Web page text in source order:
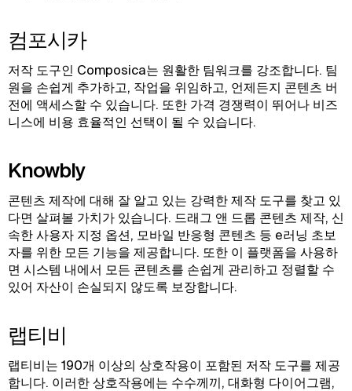
컴포시카
저작 도구인 Composica는 원활한 팀워크를 강조합니다. 팀
원을 손쉽게 추가하고, 작업을 위임하고, 언제든지 콘텐츠 버
전에 액세스할 수 있습니다. 또한 가격 경쟁력이 뛰어나 비즈
니스에 비용 효율적인 선택이 될 수 있습니다.
Knowbly
콘텐츠 제작에 대해 잘 알고 있는 강력한 제작 도구를 찾고 있
다면 살펴볼 가치가 있습니다. 드래그 앤 드롭 콘텐츠 제작, 신
속한 사용자 지정 옵션, 모바일 반응형 콘텐츠 등 e러닝 초보
자를 위한 모든 기능을 제공합니다. 또한 이 플랫폼을 사용하
면 시스템 내에서 모든 콘텐츠를 손쉽게 관리하고 정렬할 수
있어 자산이 손실되지 않도록 보장합니다.
랩티비
랩티비는 190개 이상의 상호작용이 포함된 저작 도구를 제공
합니다. 이러한 상호작용에는 수수께끼, 대화형 다이어그램,